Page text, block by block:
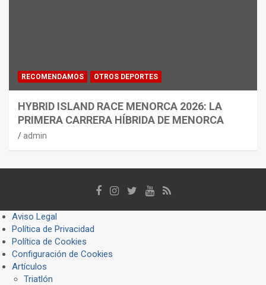
RECOMENDAMOS OTROS DEPORTES
HYBRID ISLAND RACE MENORCA 2026: LA
PRIMERA CARRERA HÍBRIDA DE MENORCA
admin
Aviso Legal
Política de Privacidad
Política de Cookies
Configuración de Cookies
Artículos
Triatlón